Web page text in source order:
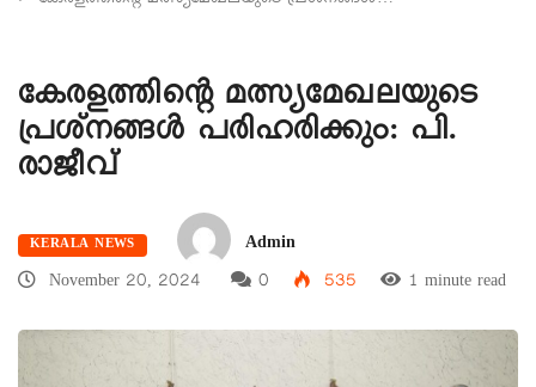
കേരളത്തിൻ്റെ മത്സ്യമേഖലയുടെ
പ്രശ്നങ്ങൾ പരിഹരിക്കും: പി.
രാജീവ്
KERALA NEWS
Admin
November 20, 2024
0 535 1 minute read